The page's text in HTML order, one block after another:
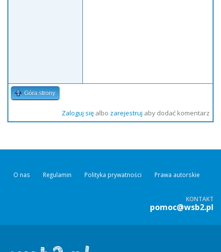
Góra strony
Zaloguj sięalbo zarejestruj aby dodać komentarz
O nas Regulamin Polityka prywatności Prawa autorskie
KONTAKT
pomoc@wsb2.pl